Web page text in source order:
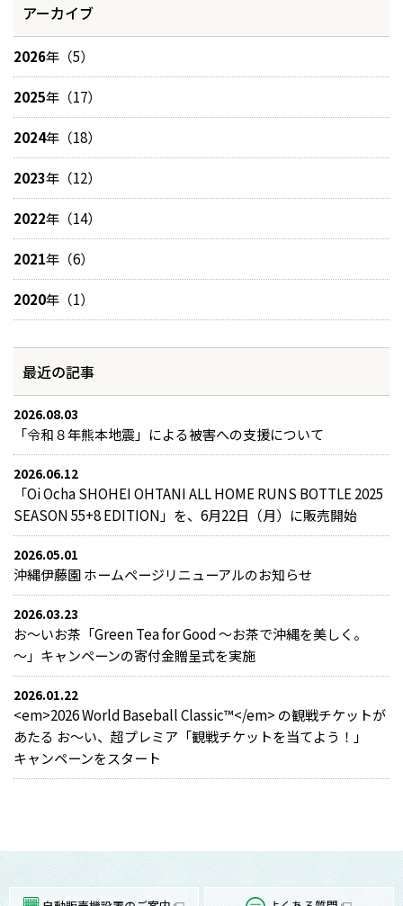
アーカイブ
2026年（5）
2025年（17）
2024年（18）
2023年（12）
2022年（14）
2021年（6）
2020年（1）
最近の記事
2026.08.03
「令和８年熊本地震」による被害への支援について
2026.06.12
「Oi Ocha SHOHEI OHTANI ALL HOME RUNS BOTTLE 2025
SEASON 55+8 EDITION」を、6月22日（月）に販売開始
2026.05.01
沖縄伊藤園 ホームページリニューアルのお知らせ
2026.03.23
お～いお茶「Green Tea for Good ～お茶で沖縄を美しく。
～」キャンペーンの寄付金贈呈式を実施
2026.01.22
<em>2026 World Baseball Classic™</em> の観戦チケットが
あたる お～い、超プレミア「観戦チケットを当てよう！」
キャンペーンをスタート